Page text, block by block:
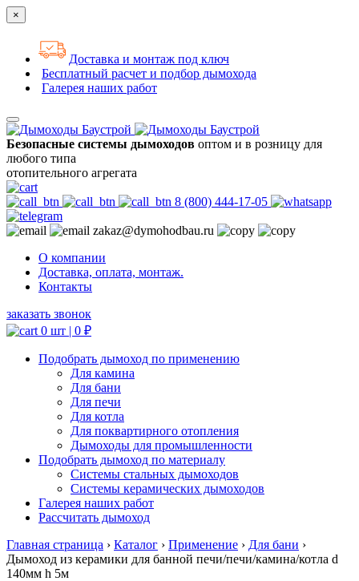
×
Доставка и монтаж под ключ
Бесплатный расчет и подбор дымохода
Галерея наших работ
Безопасные системы дымоходов оптом и в розницу для
любого типа
отопительного агрегата
8 (800) 444-17-05
zakaz@dymohodbau.ru
О компании
Доставка, оплата, монтаж.
Контакты
заказать звонок
0 шт | 0 ₽
Подобрать дымоход по применению
Для камина
Для бани
Для печи
Для котла
Для поквартирного отопления
Дымоходы для промышленности
Подобрать дымоход по материалу
Системы стальных дымоходов
Системы керамических дымоходов
Галерея наших работ
Рассчитать дымоход
Главная страница › Каталог › Применение › Для бани ›
Дымоход из керамики для банной печи/печи/камина/котла d
140мм h 5м